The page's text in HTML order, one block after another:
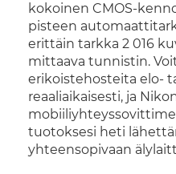
kokoinen CMOS-
pisteen
erittäin tarkka 2 016
mittaava tunnistin.
erikoistehosteita elo-
reaaliaikaisesti, ja
tuotoksesi heti
yhteensopivaan